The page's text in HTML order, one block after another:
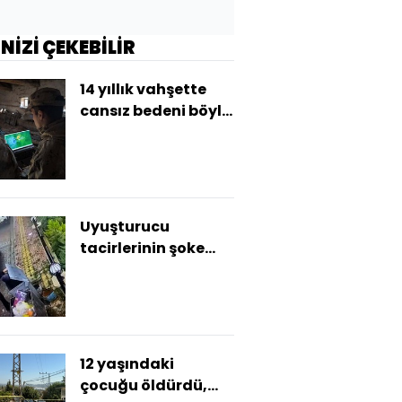
ÇEKEBİLİR
14 yıllık vahşette
cansız bedeni böyle
Uyuşturucu
tacirlerinin şoke
12 yaşındaki
çocuğu öldürdü,